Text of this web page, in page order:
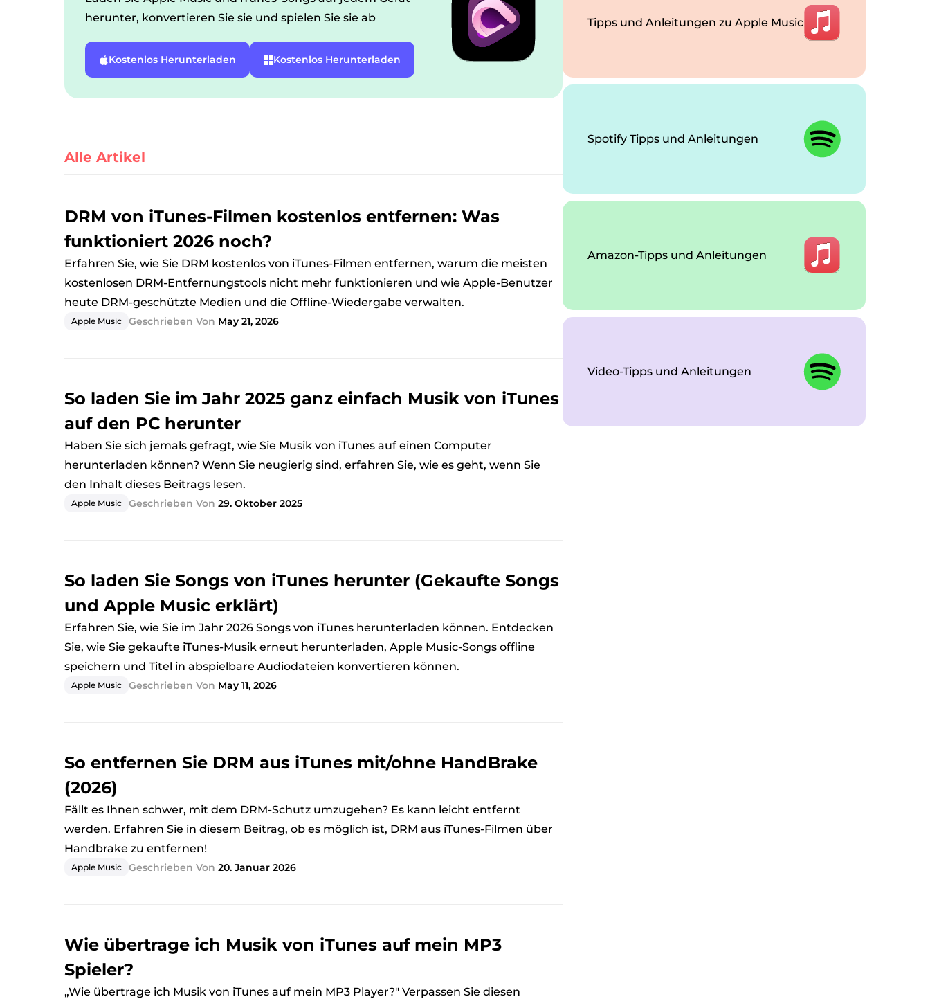
herunter, konvertieren Sie sie und spielen Sie sie ab
Kostenlos Herunterladen Kostenlos Herunterladen
Alle Artikel
DRM von iTunes-Filmen kostenlos entfernen: Was
funktioniert 2026 noch?
Erfahren Sie, wie Sie DRM kostenlos von iTunes-Filmen entfernen, warum die meisten
kostenlosen DRM-Entfernungstools nicht mehr funktionieren und wie Apple-Benutzer
heute DRM-geschützte Medien und die Offline-Wiedergabe verwalten.
Apple Music Geschrieben Von May 21, 2026
So laden Sie im Jahr 2025 ganz einfach Musik von iTunes
auf den PC herunter
Haben Sie sich jemals gefragt, wie Sie Musik von iTunes auf einen Computer
herunterladen können? Wenn Sie neugierig sind, erfahren Sie, wie es geht, wenn Sie
den Inhalt dieses Beitrags lesen.
Apple Music Geschrieben Von 29. Oktober 2025
So laden Sie Songs von iTunes herunter (Gekaufte Songs
und Apple Music erklärt)
Erfahren Sie, wie Sie im Jahr 2026 Songs von iTunes herunterladen können. Entdecken
Sie, wie Sie gekaufte iTunes-Musik erneut herunterladen, Apple Music-Songs offline
speichern und Titel in abspielbare Audiodateien konvertieren können.
Apple Music Geschrieben Von May 11, 2026
So entfernen Sie DRM aus iTunes mit/ohne HandBrake
(2026)
Fällt es Ihnen schwer, mit dem DRM-Schutz umzugehen? Es kann leicht entfernt
werden. Erfahren Sie in diesem Beitrag, ob es möglich ist, DRM aus iTunes-Filmen über
Handbrake zu entfernen!
Apple Music Geschrieben Von 20. Januar 2026
Wie übertrage ich Musik von iTunes auf mein MP3
Spieler?
„Wie übertrage ich Musik von iTunes auf mein MP3 Player?" Verpassen Sie diesen
Tipps und Anleitungen zu Apple Music
Spotify Tipps und Anleitungen
Amazon-Tipps und Anleitungen
Video-Tipps und Anleitungen